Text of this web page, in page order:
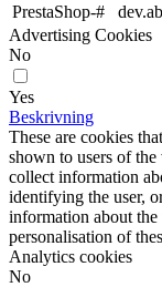
PrestaShop-#
Advertising Cookies
No
Yes
Beskrivning
These are cookies
shown to users of
collect information
identifying the user,
information about
personalisation of
Analytics cookies
No